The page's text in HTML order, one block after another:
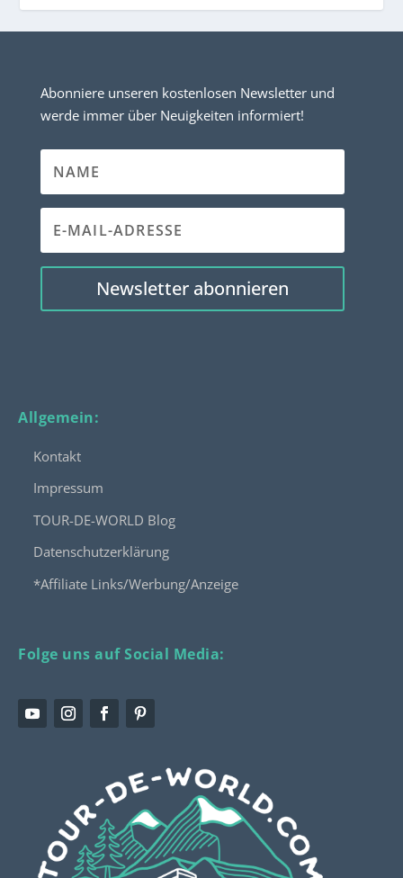
Abonniere unseren kostenlosen Newsletter und
werde immer über Neuigkeiten informiert!
Newsletter abonnieren
Allgemein:
Kontakt
Impressum
TOUR-DE-WORLD Blog
Datenschutzerklärung
*Affiliate Links/Werbung/Anzeige
Folge uns auf Social Media: